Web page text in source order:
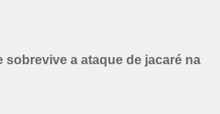
sobrevive a ataque de jacaré na